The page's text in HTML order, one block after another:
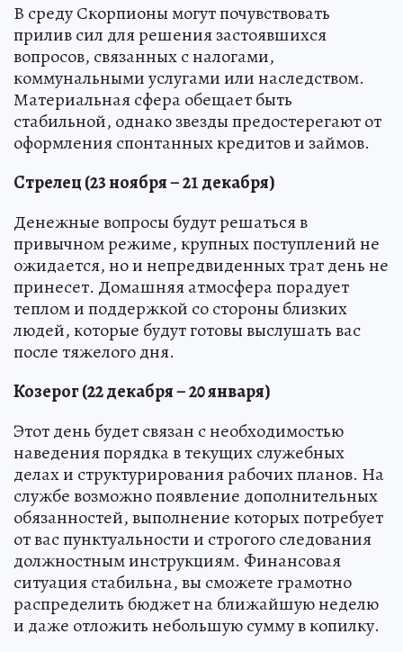
В среду Скорпионы могут почувствовать
прилив сил для решения застоявшихся
вопросов, связанных с налогами,
коммунальными услугами или наследством.
Материальная сфера обещает быть
стабильной, однако звезды предостерегают от
оформления спонтанных кредитов и займов.
Стрелец (23 ноября – 21 декабря)
Денежные вопросы будут решаться в
привычном режиме, крупных поступлений не
ожидается, но и непредвиденных трат день не
принесет. Домашняя атмосфера порадует
теплом и поддержкой со стороны близких
людей, которые будут готовы выслушать вас
после тяжелого дня.
Козерог (22 декабря – 20 января)
Этот день будет связан с необходимостью
наведения порядка в текущих служебных
делах и структурирования рабочих планов. На
службе возможно появление дополнительных
обязанностей, выполнение которых потребует
от вас пунктуальности и строгого следования
должностным инструкциям. Финансовая
ситуация стабильна, вы сможете грамотно
распределить бюджет на ближайшую неделю
и даже отложить небольшую сумму в копилку.